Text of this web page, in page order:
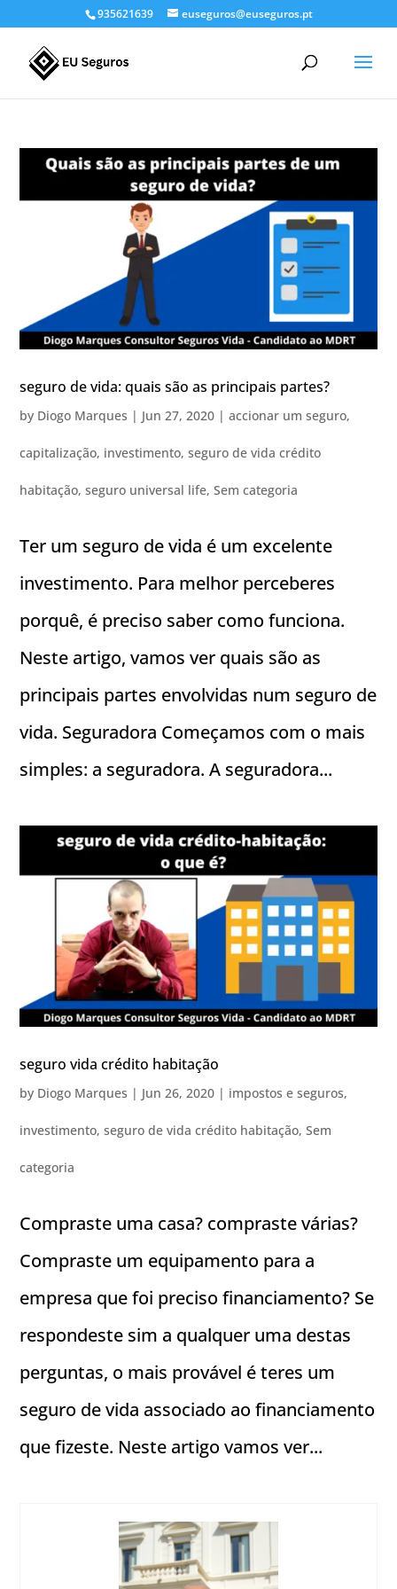
935621639 euseguros@euseguros.pt
seguro de vida: quais são as principais partes?
by Diogo Marques | Jun 27, 2020 |accionar um seguro,
capitalização, investimento,seguro de vida crédito
habitação,seguro universal life,Sem categoria
Ter um seguro de vida é um excelente
investimento. Para melhor perceberes
porquê, é preciso saber como funciona.
Neste artigo, vamos ver quais são as
principais partes envolvidas num seguro de
vida. Seguradora Começamos com o mais
simples: a seguradora. A seguradora...
seguro vida crédito habitação
by Diogo Marques | Jun 26, 2020 | impostos e seguros,
investimento,seguro de vida crédito habitação,Sem
categoria
Compraste uma casa? compraste várias?
Compraste um equipamento para a
empresa que foi preciso financiamento? Se
respondeste sim a qualquer uma destas
perguntas, o mais provável é teres um
seguro de vida associado ao financiamento
que fizeste. Neste artigo vamos ver...